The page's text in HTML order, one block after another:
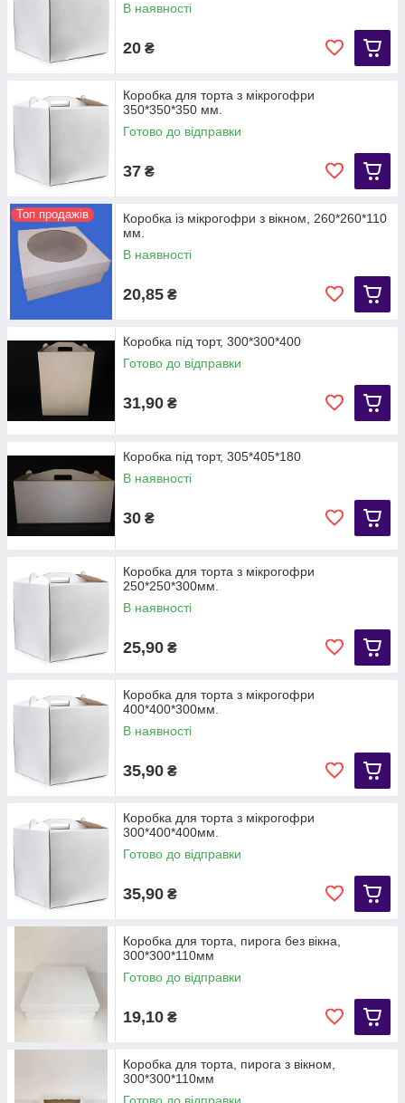
В наявності
20 ₴
Коробка для торта з мікрогофри
350*350*350 мм.
Готово до відправки
37 ₴
Топ продажів
Коробка із мікрогофри з вікном, 260*260*110
мм.
В наявності
20,85 ₴
Коробка під торт, 300*300*400
Готово до відправки
31,90 ₴
Коробка під торт, 305*405*180
В наявності
30 ₴
Коробка для торта з мікрогофри
250*250*300мм.
В наявності
25,90 ₴
Коробка для торта з мікрогофри
400*400*300мм.
В наявності
35,90 ₴
Коробка для торта з мікрогофри
300*400*400мм.
Готово до відправки
35,90 ₴
Коробка для торта, пирога без вікна,
300*300*110мм
Готово до відправки
19,10 ₴
Коробка для торта, пирога з вікном,
300*300*110мм